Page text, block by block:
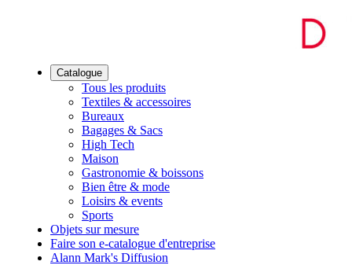
Catalogue
Tous les produits
Textiles & accessoires
Bureaux
Bagages & Sacs
High Tech
Maison
Gastronomie & boissons
Bien être & mode
Loisirs & events
Sports
Objets sur mesure
Faire son e-catalogue d'entreprise
Alann Mark's Diffusion